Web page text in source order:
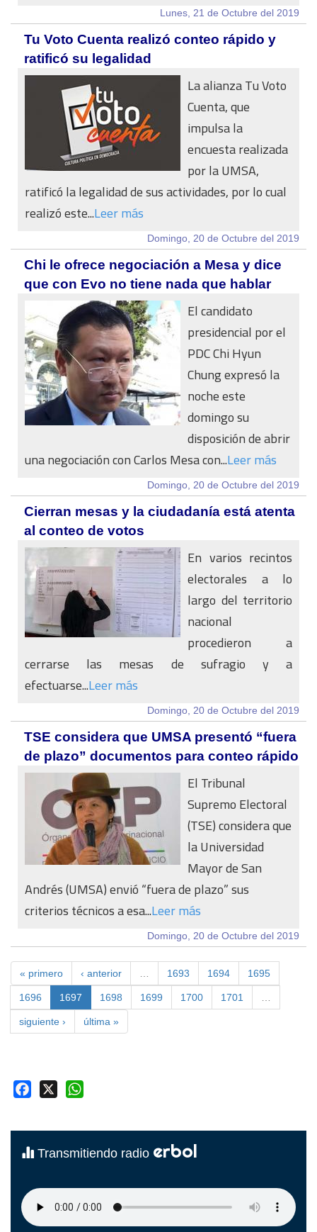
Lunes, 21 de Octubre del 2019
Tu Voto Cuenta realizó conteo rápido y
ratificó su legalidad
La alianza Tu Voto
Cuenta, que
impulsa la
encuesta realizada
por la UMSA,
ratificó la legalidad de sus actividades, por lo cual
realizó este...Leer más
Domingo, 20 de Octubre del 2019
Chi le ofrece negociación a Mesa y dice
que con Evo no tiene nada que hablar
El candidato
presidencial por el
PDC Chi Hyun
Chung expresó la
noche este
domingo su
disposición de abrir
una negociación con Carlos Mesa con...Leer más
Domingo, 20 de Octubre del 2019
Cierran mesas y la ciudadanía está atenta
al conteo de votos
En varios recintos
electorales a lo
largo del territorio
nacional
procedieron a
cerrarse las mesas de sufragio y a
efectuarse...Leer más
Domingo, 20 de Octubre del 2019
TSE considera que UMSA presentó “fuera
de plazo” documentos para conteo rápido
El Tribunal
Supremo Electoral
(TSE) considera que
la Universidad
Mayor de San
Andrés (UMSA) envió “fuera de plazo” sus
criterios técnicos a esa...Leer más
Domingo, 20 de Octubre del 2019
« primero ‹ anterior 1693 1694 1695
1696 1697 1698 1699 1700 1701
siguiente › última »
Facebook
Transmitiendo radio erbol